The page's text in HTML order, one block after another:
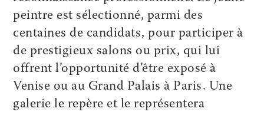
peintre est sélectionné, parmi des
centaines de candidats, pour participer à
de prestigieux salons ou prix, qui lui
offrent l’opportunité d’être exposé à
Venise ou au Grand Palais à Paris. Une
galerie le repère et le représentera